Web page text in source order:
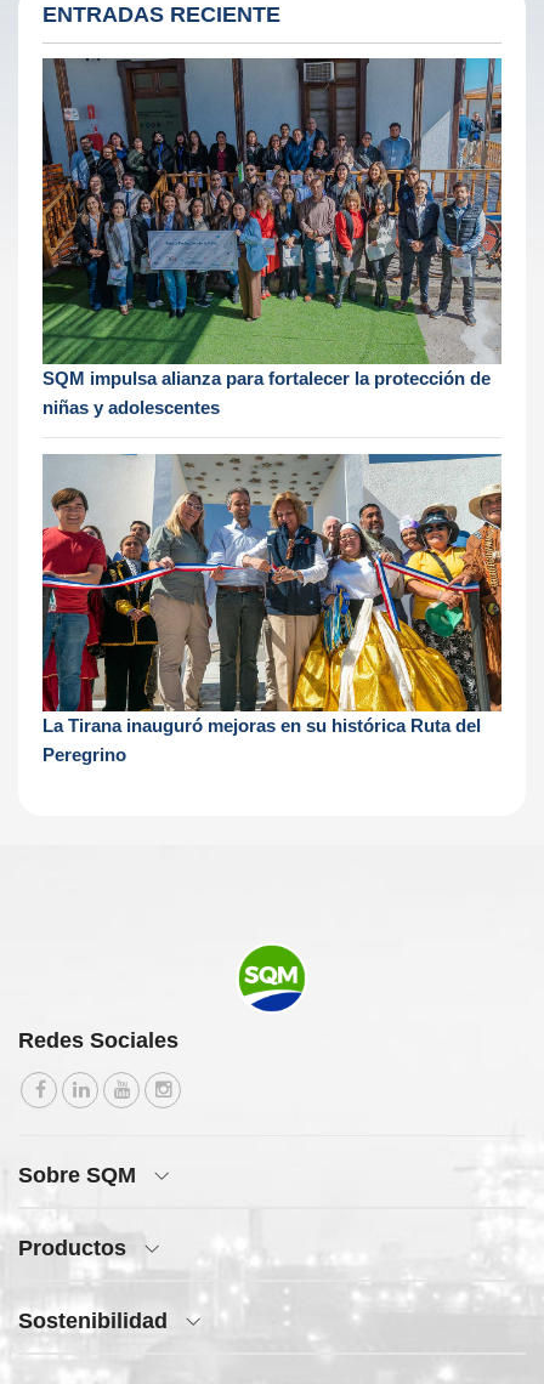
ENTRADAS RECIENTE
SQM impulsa alianza para fortalecer la protección de
niñas y adolescentes
La Tirana inauguró mejoras en su histórica Ruta del
Peregrino
Redes Sociales
Sobre SQM
Productos
Sostenibilidad